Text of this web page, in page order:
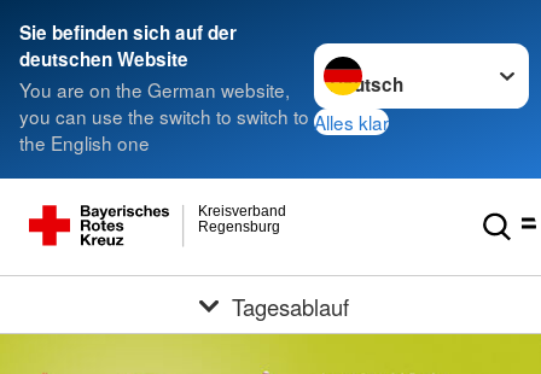
Sie befinden sich auf der
deutschen Website
You are on the German website,
you can use the switch to switch to
the English one
Sprache wechseln zu
Alles klar
Regensburg
Kreisverband
Tagesablauf